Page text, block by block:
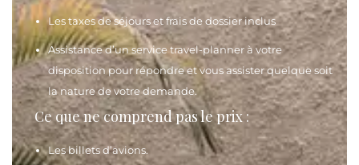
Les taxes de séjours et frais de dossier inclus
Assistance d’un service travel-planner à votre
disposition pour répondre et vous assister quelque soit
la nature de votre demande.
Ce que ne comprend pas le prix :
Les billets d’avions.